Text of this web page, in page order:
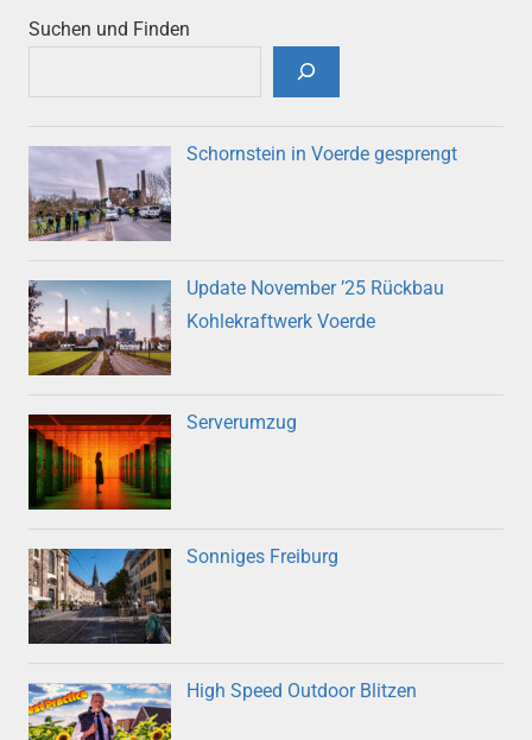
Suchen und Finden
Schornstein in Voerde gesprengt
Update November ’25 Rückbau
Kohlekraftwerk Voerde
Serverumzug
Sonniges Freiburg
High Speed Outdoor Blitzen